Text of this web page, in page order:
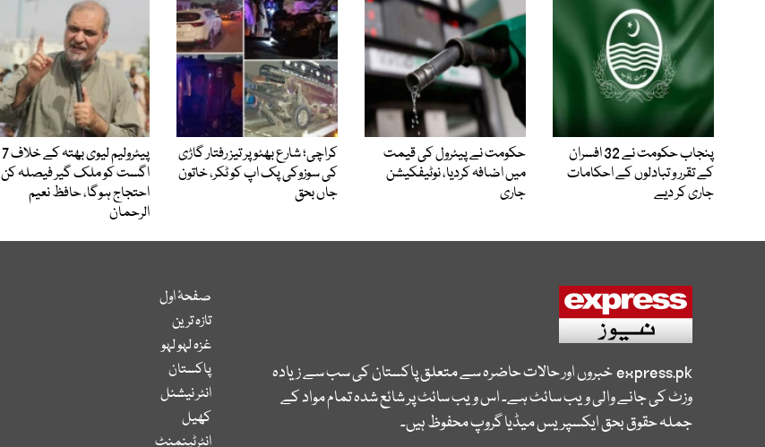
پنجاب حکومت نے 32 افسران
کے تقرر و تبادلوں کے احکامات
جاری کر دیے
حکومت نے پیٹرول کی قیمت
میں اضافہ کردیا، نوٹیفکیشن
جاری
کراچی؛ شارع بھٹو پر تیز رفتار گاڑی
کی سوزوکی پک اپ کو ٹکر، خاتون
جاں بحق
پیٹرولیم لیوی بھتہ کے خلاف 7
اگست کو ملک گیر فیصلہ کن
احتجاج ہوگا، حافظ نعیم
الرحمان
express.pkخبروں اور حالات حاضرہ سے متعلق پاکستان کی سب سے زیادہ
وزٹ کی جانے والی ویب سائٹ ہے۔ اس ویب سائٹ پر شائع شدہ تمام مواد کے
جملہ حقوق بحق ایکسپریس میڈیا گروپ محفوظ ہیں۔
صفحۂ اول
تازہ ترین
غزہ لہو لہو
پاکستان
انٹر نیشنل
کھیل
انٹرٹینمنٹ